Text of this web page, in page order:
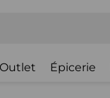
Outlet Épicerie